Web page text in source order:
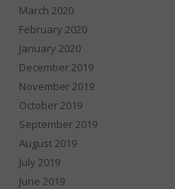
March 2020
February 2020
January 2020
December 2019
November 2019
October 2019
September 2019
August 2019
July 2019
June 2019